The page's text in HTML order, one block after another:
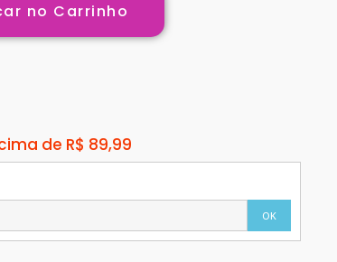
no Carrinho
de R$ 89,99
OK